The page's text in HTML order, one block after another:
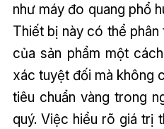
như máy đo quang phổ
Thiết bị này có thể phân
của sản phẩm một
xác tuyệt đối mà không
tiêu chuẩn vàng trong
quý. Việc hiểu rõ giá trị